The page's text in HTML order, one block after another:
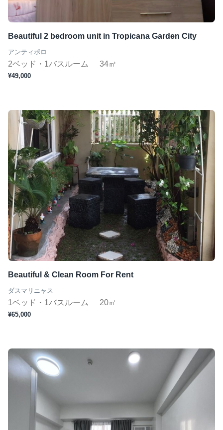
Beautiful 2 bedroom unit in Tropicana Garden City
アンティポロ
2ベッド・1バスルーム 34㎡
¥49,000
Beautiful & Clean Room For Rent
ダスマリニャス
1ベッド・1バスルーム 20㎡
¥65,000